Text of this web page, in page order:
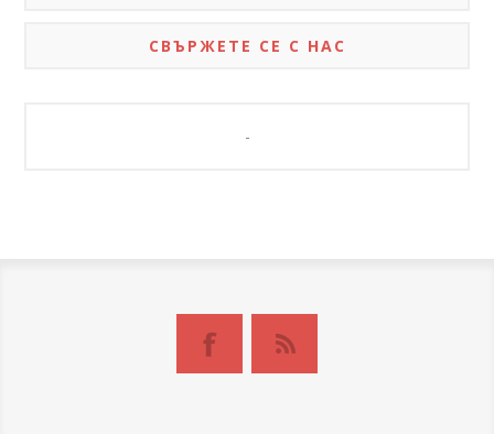
СВЪРЖЕТЕ СЕ С НАС
-